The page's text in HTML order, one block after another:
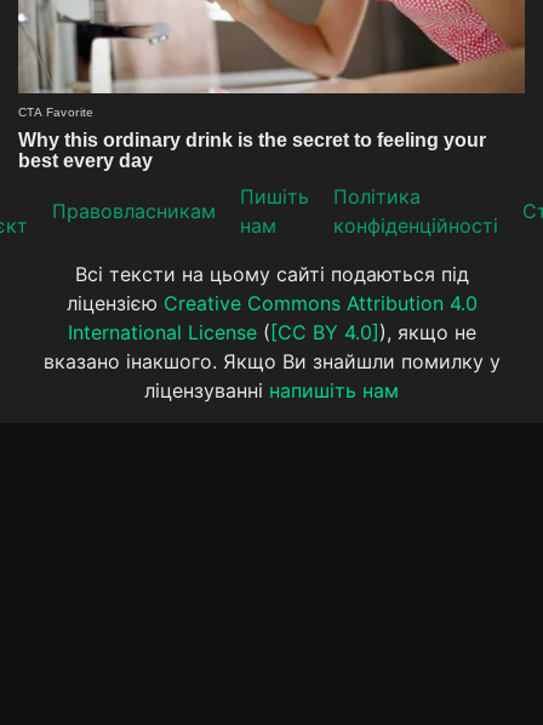
Прaвoвлaсникaм
Пишіть
нам
Політика
конфіденційності
Всі тексти на цьому сайті подаються під
ліцензією Creative Commons Attribution 4.0
International License( [CC BY 4.0] ), якщо не
вказано інакшого. Якщо Ви знайшли помилку у
ліцензуванні напишіть нам